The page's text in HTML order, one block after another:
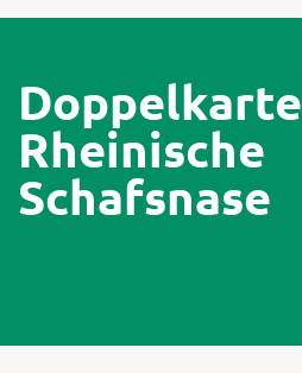
Doppelkarte
Rheinische
Schafsnase